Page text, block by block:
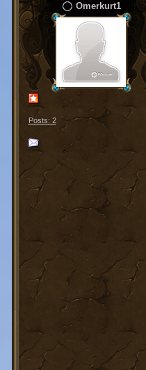
Omerkurt1
Posts: 2